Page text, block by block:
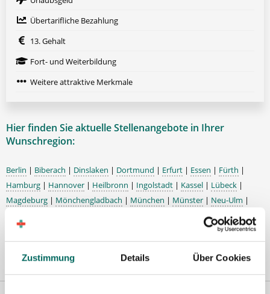
Zustimmung Details Über Cookies
Übertarifliche Bezahlung
13. Gehalt
Fort- und Weiterbildung
Weitere attraktive Merkmale
Hier finden Sie aktuelle Stellenangebote in Ihrer
Wunschregion:
Berlin | Biberach | Dinslaken | Dortmund | Erfurt | Essen | Fürth |
Hamburg | Hannover | Heilbronn | Ingolstadt | Kassel | Lübeck |
Magdeburg | Mönchengladbach | München | Münster | Neu-Ulm |
|Wiesbaden
|
Wilhelmshaven